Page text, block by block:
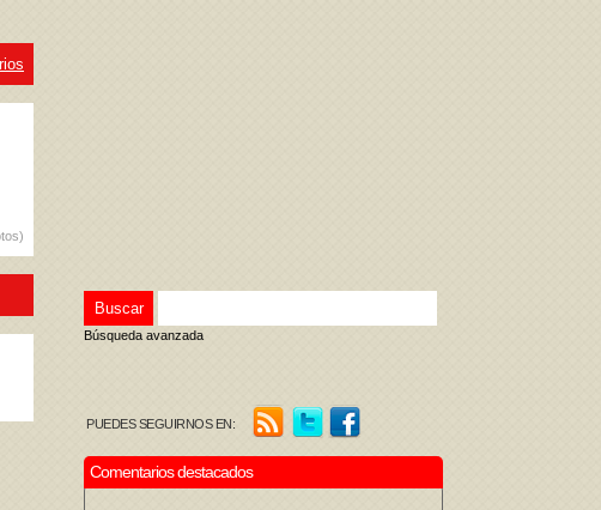
Búsqueda avanzada
PUEDES SEGUIRNOS EN:
Comentarios destacados